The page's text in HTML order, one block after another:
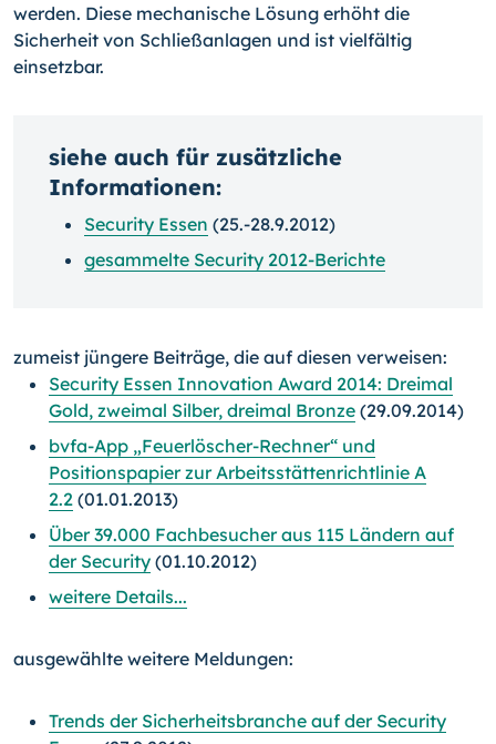
werden. Diese mechanische Lösung erhöht die
Sicherheit von Schließanlagen und ist vielfältig
einsetzbar.
siehe auch für zusätzliche
Informationen:
Security Essen (25.-28.9.2012)
gesammelte Security 2012-Berichte
zumeist jüngere Beiträge, die auf diesen verweisen:
Security Essen Innovation Award 2014: Dreimal
Gold, zweimal Silber, dreimal Bronze (29.09.2014)
bvfa-App „Feuerlöscher-Rechner“ und
Positionspapier zur Arbeitsstättenrichtlinie A
2.2 (01.01.2013)
Über 39.000 Fachbesucher aus 115 Ländern auf
der Security (01.10.2012)
weitere Details...
ausgewählte weitere Meldungen:
Trends der Sicherheitsbranche auf der Security